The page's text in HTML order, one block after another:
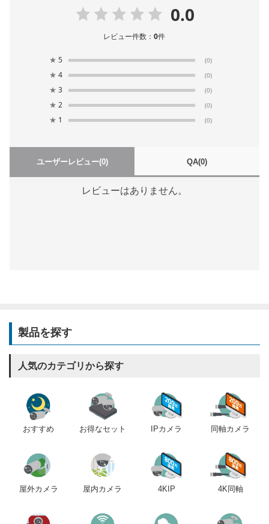
0.0
レビュー件数：0件
★ 5 (0)
★ 4 (0)
★ 3 (0)
★ 2 (0)
★ 1 (0)
ユーザーレビュー(0) QA(0)
レビューはありません。
製品を探す
人気のカテゴリから探す
おすすめ お得なセット IPカメラ 同軸カメラ
屋外カメラ 屋内カメラ 4KIP 4K同軸